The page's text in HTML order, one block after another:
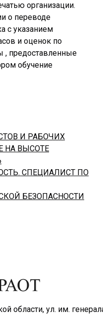
организации.
о переводе
с указанием
и оценок по
, предоставленные
обучение
И РАБОЧИХ
НА ВЫСОТЕ
СПЕЦИАЛИСТ ПО
БЕЗОПАСНОСТИ
области, ул. им.